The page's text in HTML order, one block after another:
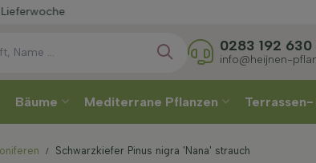
0283 192 630
info@heijnen-
Bäume Mediterrane Pflanzen Terrassen-
Schwarzkiefer Pinus nigra 'Nana' strauch